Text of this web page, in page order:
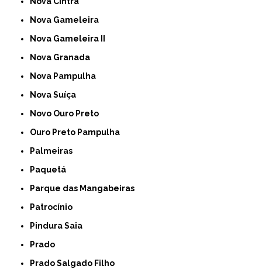
Nova Gameleira
Nova Gameleira II
Nova Granada
Nova Pampulha
Nova Suíça
Novo Ouro Preto
Ouro Preto Pampulha
Palmeiras
Paquetá
Parque das Mangabeiras
Patrocínio
Pindura Saia
Prado
Prado Salgado Filho